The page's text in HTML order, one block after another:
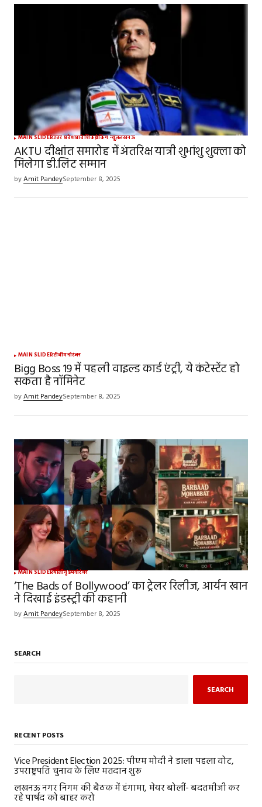
MAIN SLIDERउत्तर प्रदेशप्रादेशिकब्रेकिंग न्यूज़लखनऊ
AKTU दीक्षांत समारोह में अंतरिक्ष यात्री शुभांशु शुक्ला को
मिलेगा डी.लिट सम्मान
byAmit PandeySeptember 8, 2025
MAIN SLIDERटीवीमनोरंजन
Bigg Boss 19 में पहली वाइल्ड कार्ड एंट्री, ये कंटेस्टेंट हो
सकता है नॉमिनेट
byAmit PandeySeptember 8, 2025
MAIN SLIDERबॉलीवुडमनोरंजन
‘The Bads of Bollywood’ का ट्रेलर रिलीज, आर्यन खान
ने दिखाई इंडस्ट्री की कहानी
byAmit PandeySeptember 8, 2025
SEARCH
SEARCH
RECENT POSTS
Vice President Election 2025: पीएम मोदी ने डाला पहला वोट,
उपराष्ट्रपति चुनाव के लिए मतदान शुरू
लखनऊ नगर निगम की बैठक में हंगामा, मेयर बोलीं- बदतमीजी कर
रहे पार्षद को बाहर करो